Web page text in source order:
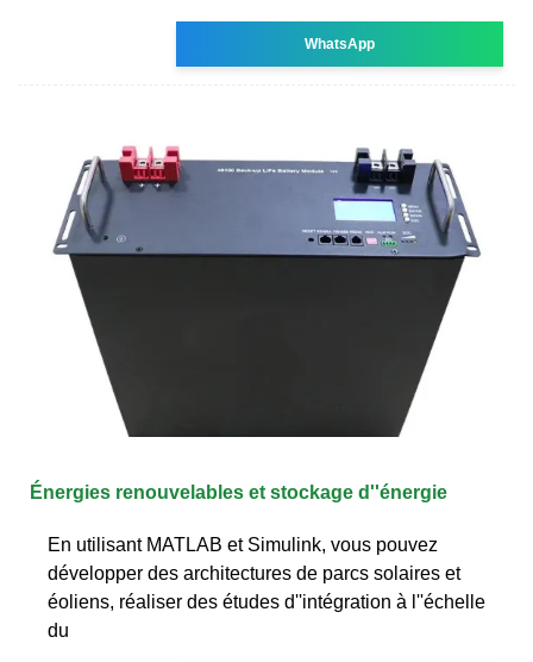
WhatsApp
Énergies renouvelables et stockage d''énergie
En utilisant MATLAB et Simulink, vous pouvez
développer des architectures de parcs solaires et
éoliens, réaliser des études d''intégration à l''échelle
du